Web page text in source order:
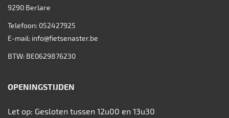
9290 Berlare
Telefoon: 052427925
E-mail: info@fietsenaster.be
BTW: BE0629876230
OPENINGSTIJDEN
Let op: Gesloten tussen 12u00 en 13u30